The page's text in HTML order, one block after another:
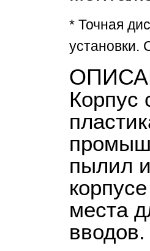
* Точная
установки.
Корпус
пылил
места
вводов.